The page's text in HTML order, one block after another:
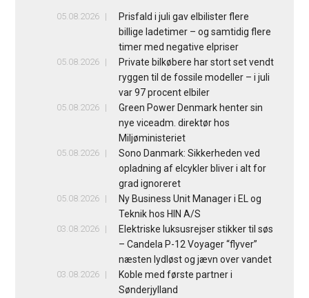
05.08.2026
Prisfald i juli gav elbilister flere
billige ladetimer – og samtidig flere
timer med negative elpriser
05.08.2026
Private bilkøbere har stort set vendt
ryggen til de fossile modeller – i juli
var 97 procent elbiler
05.08.2026
Green Power Denmark henter sin
nye viceadm. direktør hos
Miljøministeriet
05.08.2026
Sono Danmark: Sikkerheden ved
opladning af elcykler bliver i alt for
grad ignoreret
05.08.2026
Ny Business Unit Manager i EL og
Teknik hos HIN A/S
03.08.2026
Elektriske luksusrejser stikker til søs
– Candela P-12 Voyager “flyver”
næsten lydløst og jævn over vandet
03.08.2026
Koble med første partner i
Sønderjylland